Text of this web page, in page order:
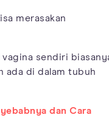
merasakan
vagina sendiri
ada di dalam tubuh
dan Cara